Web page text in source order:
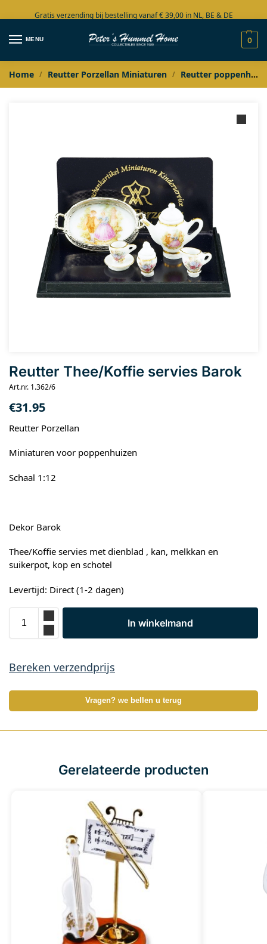
Gratis verzending bij bestelling vanaf € 39,00 in NL, BE & DE
Grote collectie in voorraad
MENU 0
Home / Reutter Porzellan Miniaturen / Reutter poppenhuis miniaturen
Reutter Thee/Koffie servies Barok
Art.nr. 1.362/6
€31.95
Reutter Porzellan
Miniaturen voor poppenhuizen
Schaal 1:12
Dekor Barok
Thee/Koffie servies met dienblad , kan, melkkan en
suikerpot, kop en schotel
Levertijd: Direct (1-2 dagen)
In winkelmand
Bereken verzendprijs
Vragen? we bellen u terug
Gerelateerde producten